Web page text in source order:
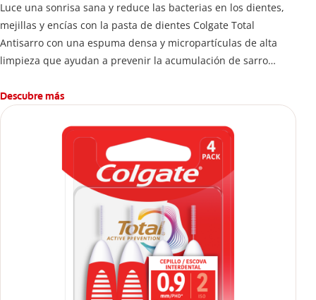
Luce una sonrisa sana y reduce las bacterias en los dientes,
mejillas y encías con la pasta de dientes Colgate Total
Antisarro con una espuma densa y micropartículas de alta
limpieza que ayudan a prevenir la acumulación de sarro
Descubre más